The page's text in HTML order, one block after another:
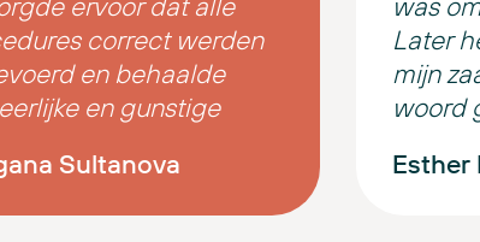
correct werden
en behaalde
en gunstige
E. Goyarts, voor uw
professionaliteit en
Sultanova
Later
mijn
woord
pluim .
Esther